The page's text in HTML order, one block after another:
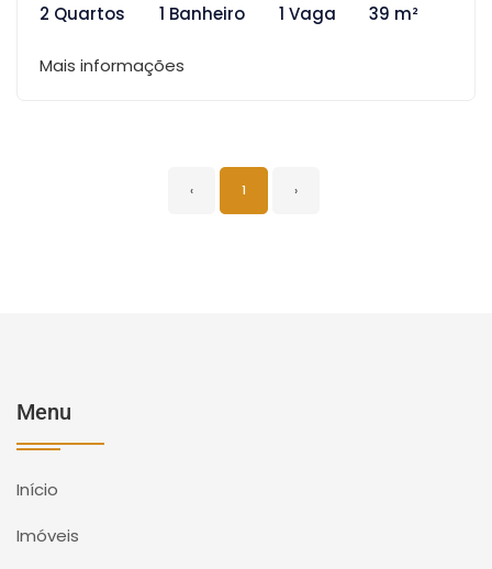
2 Quartos
1 Banheiro 1 Vaga 39 m²
Mais informações
‹ 1 ›
Menu
Início
Imóveis